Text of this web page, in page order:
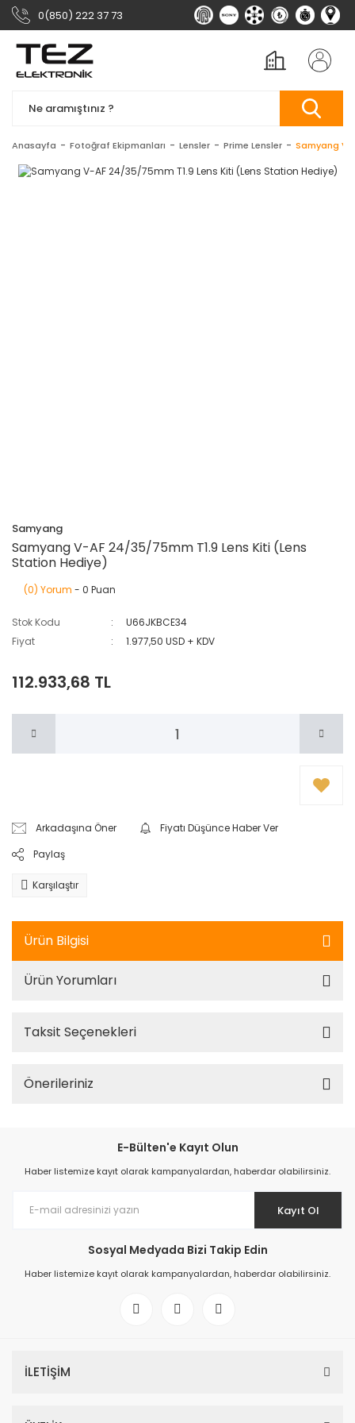
0(850) 222 37 73
Anasayfa Fotoğraf Ekipmanları Lensler Prime Lensler Samyang V-
Samyang
Samyang V-AF 24/35/75mm T1.9 Lens Kiti (Lens
Station Hediye)
(0) Yorum - 0 Puan
Stok Kodu
U66JKBCE34
Fiyat
1.977,50 USD + KDV
112.933,68 TL
Arkadaşına Öner
Fiyatı Düşünce Haber Ver
Paylaş
Karşılaştır
Ürün Bilgisi
Ürün Yorumları
Taksit Seçenekleri
Önerileriniz
E-Bülten'e Kayıt Olun
Haber listemize kayıt olarak kampanyalardan, haberdar olabilirsiniz.
Kayıt Ol
Sosyal Medyada Bizi Takip Edin
Haber listemize kayıt olarak kampanyalardan, haberdar olabilirsiniz.
İLETİŞİM